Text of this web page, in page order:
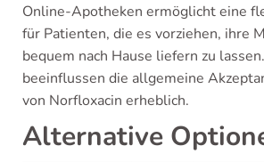
Online-Apotheken ermöglicht eine
für Patienten, die es vorziehen, ihre
bequem nach Hause liefern zu
beeinflussen die allgemeine
von Norfloxacin erheblich.
Alternative